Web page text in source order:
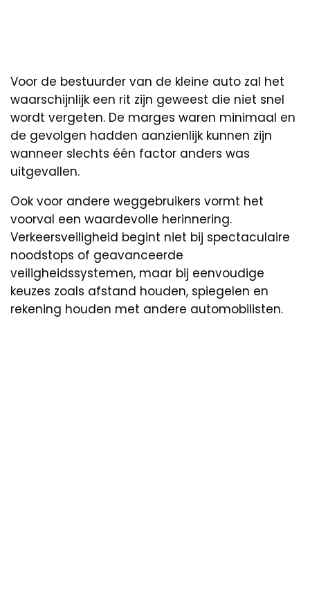
Voor de bestuurder van de kleine auto zal het
waarschijnlijk een rit zijn geweest die niet snel
wordt vergeten. De marges waren minimaal en
de gevolgen hadden aanzienlijk kunnen zijn
wanneer slechts één factor anders was
uitgevallen.
Ook voor andere weggebruikers vormt het
voorval een waardevolle herinnering.
Verkeersveiligheid begint niet bij spectaculaire
noodstops of geavanceerde
veiligheidssystemen, maar bij eenvoudige
keuzes zoals afstand houden, spiegelen en
rekening houden met andere automobilisten.